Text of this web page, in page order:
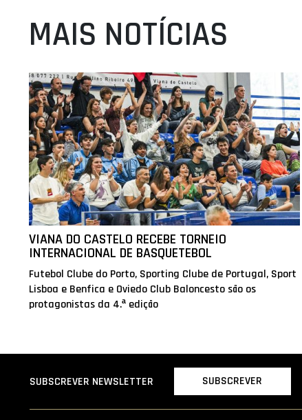
MAIS NOTÍCIAS
VIANA DO CASTELO RECEBE TORNEIO
INTERNACIONAL DE BASQUETEBOL
Futebol Clube do Porto, Sporting Clube de Portugal, Sport
Lisboa e Benfica e Oviedo Club Baloncesto são os
protagonistas da 4.ª edição
SUBSCREVER NEWSLETTER SUBSCREVER